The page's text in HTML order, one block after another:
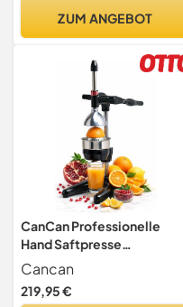
Tropfstopp,
ZUM ANGEBOT
CanCan Professionelle
Hand Saftpresse
Zitruspresse
Orangenpresse
Granatapfelpresse
Cancan
219,95 €